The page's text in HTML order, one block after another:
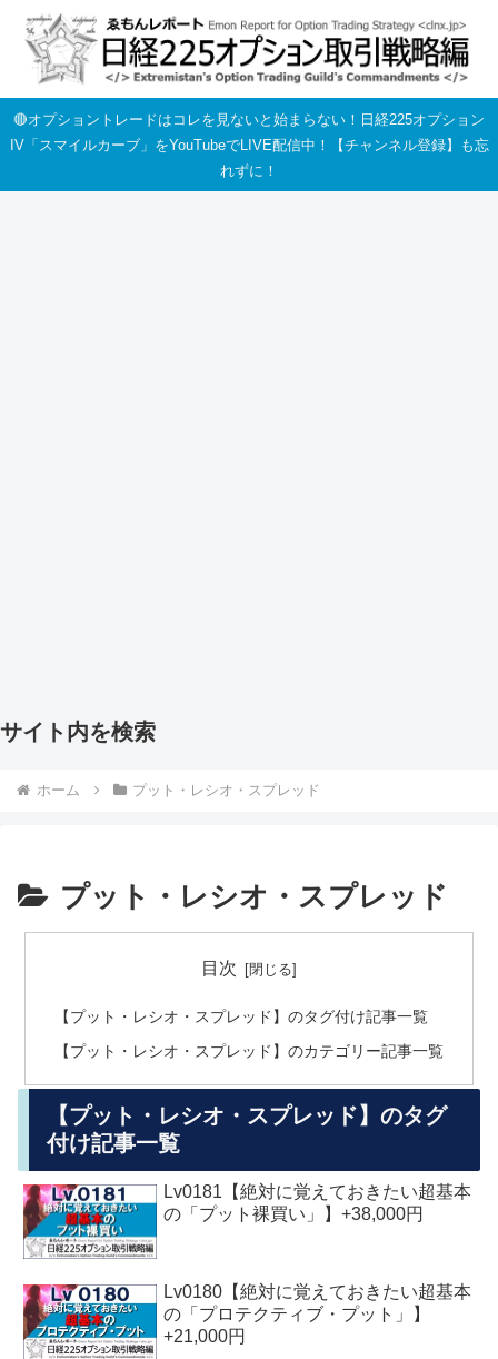
🔴オプショントレードはコレを見ないと始まらない！日経225オプション
IV「スマイルカーブ」をYouTubeでLIVE配信中！【チャンネル登録】も忘
れずに！
サイト内を検索
ホーム プット・レシオ・スプレッド
プット・レシオ・スプレッド
目次
【プット・レシオ・スプレッド】のタグ付け記事一覧
【プット・レシオ・スプレッド】のカテゴリー記事一覧
【プット・レシオ・スプレッド】のタグ
付け記事一覧
Lv0181【絶対に覚えておきたい超基本
の「プット裸買い」】+38,000円
Lv0180【絶対に覚えておきたい超基本
の「プロテクティブ・プット」】
+21,000円